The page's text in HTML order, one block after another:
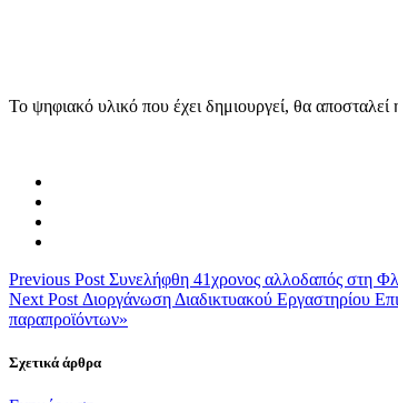
Το ψηφιακό υλικό που έχει δημιουργεί, θα
Previous Post Συνελήφθη 41χρονος αλλοδαπός στη
Next Post Διοργάνωση Διαδικτυακού Εργαστηρίου
παραπροϊόντων»
Σχετικά άρθρα